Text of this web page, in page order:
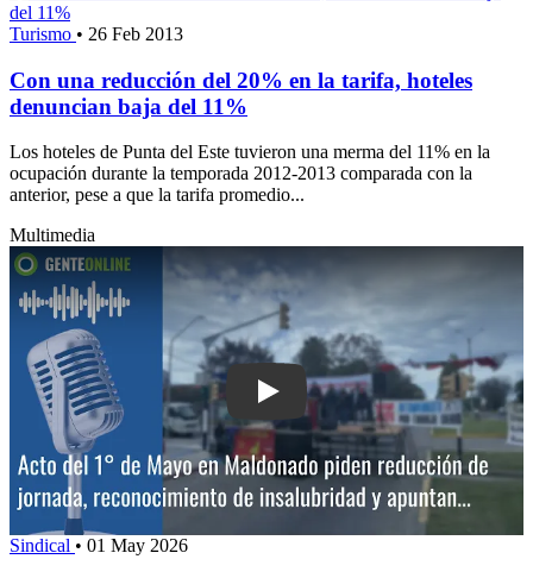
Turismo • 26 Feb 2013
Con una reducción del 20% en la tarifa, hoteles
denuncian baja del 11%
Los hoteles de Punta del Este tuvieron una merma del 11% en la
ocupación durante la temporada 2012-2013 comparada con la
anterior, pese a que la tarifa promedio...
Multimedia
Play: Acto del 1° de Mayo en
Sindical • 01 May 2026